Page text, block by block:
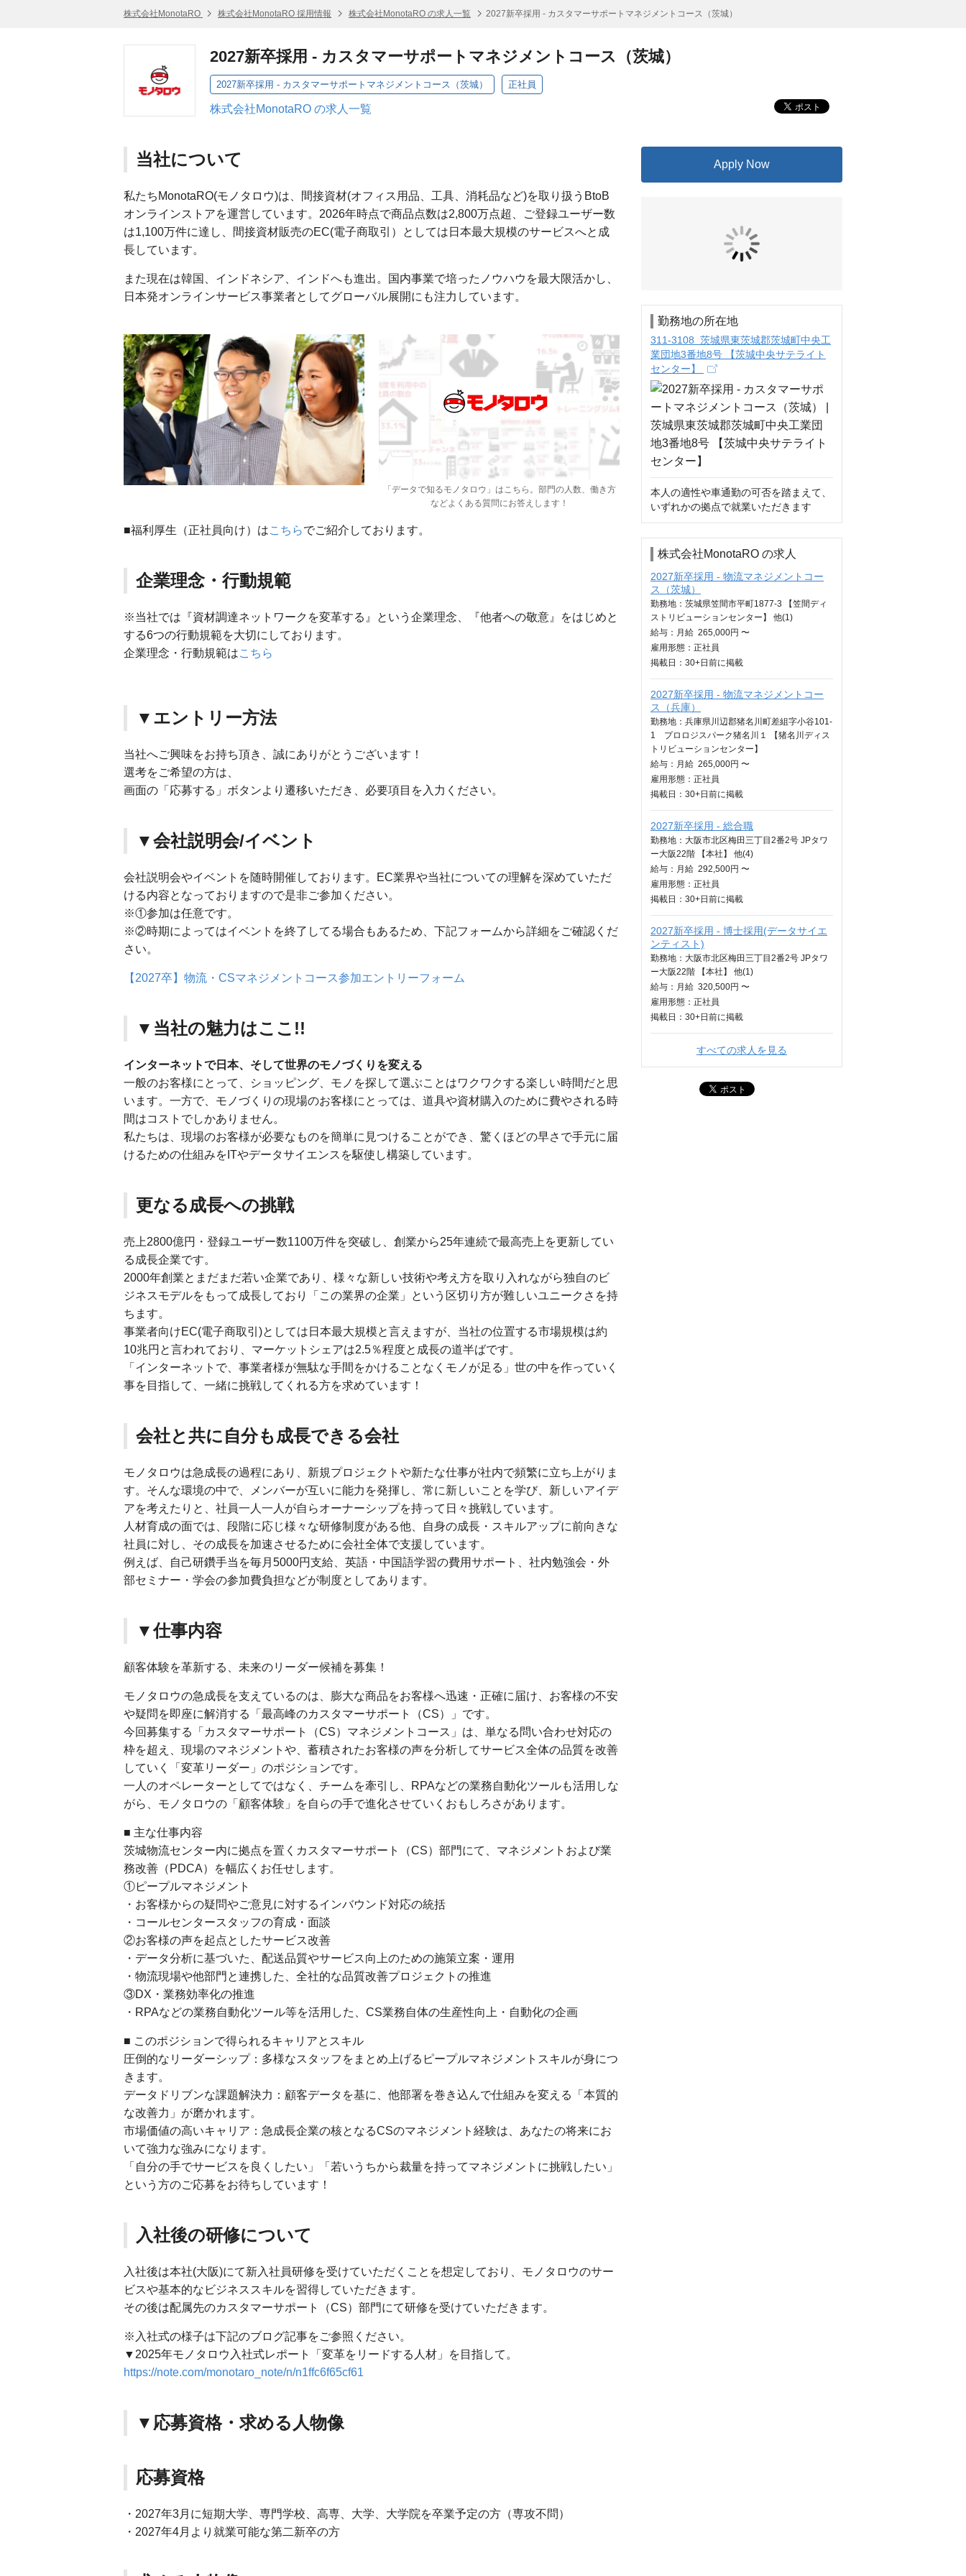
株式会社MonotaRO 株式会社MonotaRO 採用情報 株式会社MonotaRO の求人一覧 2027新卒採用 - カスタマーサポートマネジメントコース（茨城）
2027新卒採用 - カスタマーサポートマネジメントコース（茨城）
2027新卒採用 - カスタマーサポートマネジメントコース（茨城） 正社員
株式会社MonotaRO の求人一覧
当社について
私たちMonotaRO(モノタロウ)は、間接資材(オフィス用品、工具、消耗品など)を取り扱うBtoB
オンラインストアを運営しています。2026年時点で商品点数は2,800万点超、ご登録ユーザー数
は1,100万件に達し、間接資材販売のEC(電子商取引）としては日本最大規模のサービスへと成
長しています。
また現在は韓国、インドネシア、インドへも進出。国内事業で培ったノウハウを最大限活かし、
日本発オンラインサービス事業者としてグローバル展開にも注力しています。
「データで知るモノタロウ」はこちら。部門の人数、働き方
などよくある質問にお答えします！
■福利厚生（正社員向け）はこちらでご紹介しております。
企業理念・行動規範
※当社では『資材調達ネットワークを変革する』という企業理念、『他者への敬意』をはじめと
する6つの行動規範を大切にしております。
企業理念・行動規範はこちら
▼エントリー方法
当社へご興味をお持ち頂き、誠にありがとうございます！
選考をご希望の方は、
画面の「応募する」ボタンより遷移いただき、必要項目を入力ください。
▼会社説明会/イベント
会社説明会やイベントを随時開催しております。EC業界や当社についての理解を深めていただ
ける内容となっておりますので是非ご参加ください。
※①参加は任意です。
※②時期によってはイベントを終了してる場合もあるため、下記フォームから詳細をご確認くだ
さい。
【2027卒】物流・CSマネジメントコース参加エントリーフォーム
▼当社の魅力はここ!!
インターネットで日本、そして世界のモノづくりを変える
一般のお客様にとって、ショッピング、モノを探して選ぶことはワクワクする楽しい時間だと思
います。一方で、モノづくりの現場のお客様にとっては、道具や資材購入のために費やされる時
間はコストでしかありません。
私たちは、現場のお客様が必要なものを簡単に見つけることができ、驚くほどの早さで手元に届
けるための仕組みをITやデータサイエンスを駆使し構築しています。
更なる成長への挑戦
売上2800億円・登録ユーザー数1100万件を突破し、創業から25年連続で最高売上を更新してい
る成長企業です。
2000年創業とまだまだ若い企業であり、様々な新しい技術や考え方を取り入れながら独自のビ
ジネスモデルをもって成長しており「この業界の企業」という区切り方が難しいユニークさを持
ちます。
事業者向けEC(電子商取引)としては日本最大規模と言えますが、当社の位置する市場規模は約
10兆円と言われており、マーケットシェアは2.5％程度と成長の道半ばです。
「インターネットで、事業者様が無駄な手間をかけることなくモノが足る」世の中を作っていく
事を目指して、一緒に挑戦してくれる方を求めています！
会社と共に自分も成長できる会社
モノタロウは急成長の過程にあり、新規プロジェクトや新たな仕事が社内で頻繁に立ち上がりま
す。そんな環境の中で、メンバーが互いに能力を発揮し、常に新しいことを学び、新しいアイデ
アを考えたりと、社員一人一人が自らオーナーシップを持って日々挑戦しています。
人材育成の面では、段階に応じ様々な研修制度がある他、自身の成長・スキルアップに前向きな
社員に対し、その成長を加速させるために会社全体で支援しています。
例えば、自己研鑽手当を毎月5000円支給、英語・中国語学習の費用サポート、社内勉強会・外
部セミナー・学会の参加費負担などが制度としてあります。
▼仕事内容
顧客体験を革新する、未来のリーダー候補を募集！
モノタロウの急成長を支えているのは、膨大な商品をお客様へ迅速・正確に届け、お客様の不安
や疑問を即座に解消する「最高峰のカスタマーサポート（CS）」です。
今回募集する「カスタマーサポート（CS）マネジメントコース」は、単なる問い合わせ対応の
枠を超え、現場のマネジメントや、蓄積されたお客様の声を分析してサービス全体の品質を改善
していく「変革リーダー」のポジションです。
一人のオペレーターとしてではなく、チームを牽引し、RPAなどの業務自動化ツールも活用しな
がら、モノタロウの「顧客体験」を自らの手で進化させていくおもしろさがあります。
■ 主な仕事内容
茨城物流センター内に拠点を置くカスタマーサポート（CS）部門にて、マネジメントおよび業
務改善（PDCA）を幅広くお任せします。
①ピープルマネジメント
・お客様からの疑問やご意見に対するインバウンド対応の統括
・コールセンタースタッフの育成・面談
②お客様の声を起点としたサービス改善
・データ分析に基づいた、配送品質やサービス向上のための施策立案・運用
・物流現場や他部門と連携した、全社的な品質改善プロジェクトの推進
③DX・業務効率化の推進
・RPAなどの業務自動化ツール等を活用した、CS業務自体の生産性向上・自動化の企画
■ このポジションで得られるキャリアとスキル
圧倒的なリーダーシップ：多様なスタッフをまとめ上げるピープルマネジメントスキルが身につ
きます。
データドリブンな課題解決力：顧客データを基に、他部署を巻き込んで仕組みを変える「本質的
な改善力」が磨かれます。
市場価値の高いキャリア：急成長企業の核となるCSのマネジメント経験は、あなたの将来にお
いて強力な強みになります。
「自分の手でサービスを良くしたい」「若いうちから裁量を持ってマネジメントに挑戦したい」
という方のご応募をお待ちしています！
入社後の研修について
入社後は本社(大阪)にて新入社員研修を受けていただくことを想定しており、モノタロウのサー
ビスや基本的なビジネススキルを習得していただきます。
その後は配属先のカスタマーサポート（CS）部門にて研修を受けていただきます。
※入社式の様子は下記のブログ記事をご参照ください。
▼2025年モノタロウ入社式レポート「変革をリードする人材」を目指して。
https://note.com/monotaro_note/n/n1ffc6f65cf61
▼応募資格・求める人物像
応募資格
・2027年3月に短期大学、専門学校、高専、大学、大学院を卒業予定の方（専攻不問）
・2027年4月より就業可能な第二新卒の方
Apply Now
勤務地の所在地
311-3108 茨城県東茨城郡茨城町中央工
業団地3番地8号 【茨城中央サテライト
センター】
本人の適性や車通勤の可否を踏まえて、
いずれかの拠点で就業いただきます
株式会社MonotaRO の求人
2027新卒採用 - 物流マネジメントコー
ス（茨城）
勤務地：茨城県笠間市平町1877-3 【笠間ディ
ストリビューションセンター】 他(1)
給与： 月給 265,000円 〜
雇用形態：正社員
掲載日： 30+日 前に掲載
2027新卒採用 - 物流マネジメントコー
ス（兵庫）
勤務地：兵庫県川辺郡猪名川町差組字小谷101-
1 プロロジスパーク猪名川１ 【猪名川ディス
トリビューションセンター】
給与： 月給 265,000円 〜
雇用形態：正社員
掲載日： 30+日 前に掲載
2027新卒採用 - 総合職
勤務地：大阪市北区梅田三丁目2番2号 JPタワ
ー大阪22階 【本社】 他(4)
給与： 月給 292,500円 〜
雇用形態：正社員
掲載日： 30+日 前に掲載
2027新卒採用 - 博士採用(データサイエ
ンティスト)
勤務地：大阪市北区梅田三丁目2番2号 JPタワ
ー大阪22階 【本社】 他(1)
給与： 月給 320,500円 〜
雇用形態：正社員
掲載日： 30+日 前に掲載
すべての求人を見る